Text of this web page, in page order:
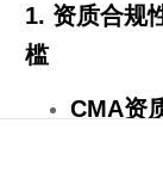
1. 资质合规
槛
CMA资
认证，